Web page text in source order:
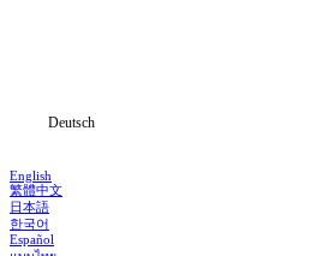
Deutsch
English
繁體中文
日本語
한국어
Español